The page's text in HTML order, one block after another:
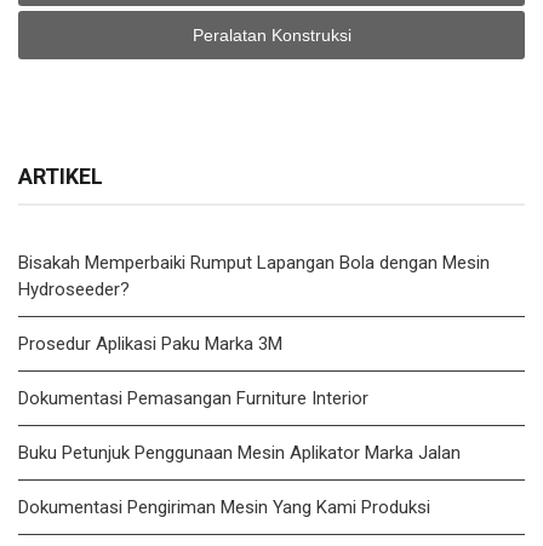
Peralatan Konstruksi
ARTIKEL
Bisakah Memperbaiki Rumput Lapangan Bola dengan Mesin
Hydroseeder?
Prosedur Aplikasi Paku Marka 3M
Dokumentasi Pemasangan Furniture Interior
Buku Petunjuk Penggunaan Mesin Aplikator Marka Jalan
Dokumentasi Pengiriman Mesin Yang Kami Produksi